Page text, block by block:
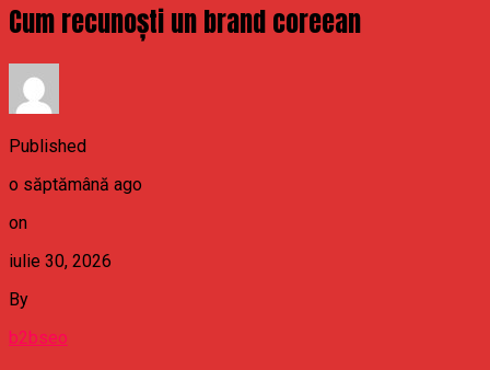
Cum recunoști un brand coreean
Published
o săptămână ago
on
iulie 30, 2026
By
b2bseo